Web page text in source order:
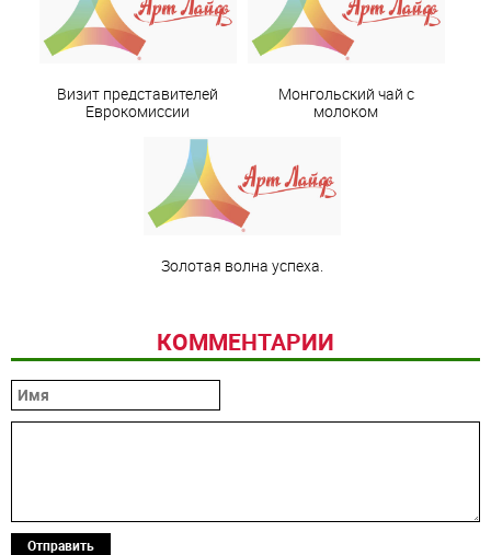
Визит представителей
Еврокомиссии
Монгольский чай с
молоком
Золотая волна успеха.
КОММЕНТАРИИ
Отправить